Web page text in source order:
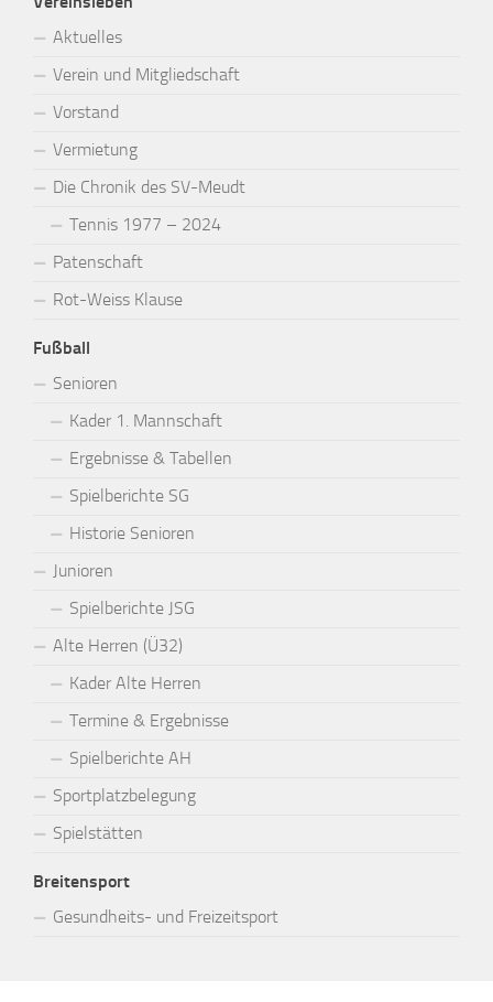
Aktuelles
Verein und Mitgliedschaft
Vorstand
Vermietung
Die Chronik des SV-Meudt
Tennis 1977 – 2024
Patenschaft
Rot-Weiss Klause
Fußball
Senioren
Kader 1. Mannschaft
Ergebnisse & Tabellen
Spielberichte SG
Historie Senioren
Junioren
Spielberichte JSG
Alte Herren (Ü32)
Kader Alte Herren
Termine & Ergebnisse
Spielberichte AH
Sportplatzbelegung
Spielstätten
Breitensport
Gesundheits- und Freizeitsport